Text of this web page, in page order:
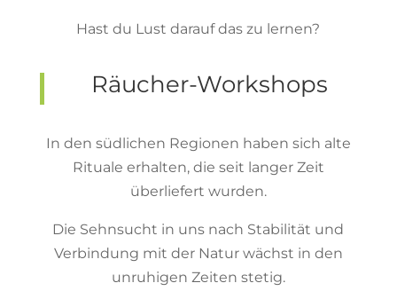
Hast du Lust darauf das zu lernen?
Räucher-Workshops
In den südlichen Regionen haben sich alte
Rituale erhalten, die seit langer Zeit
überliefert wurden.
Die Sehnsucht in uns nach Stabilität und
Verbindung mit der Natur wächst in den
unruhigen Zeiten stetig.